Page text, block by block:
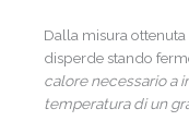
Dalla misura
disperde stando
calore necessario a
temperatura di un